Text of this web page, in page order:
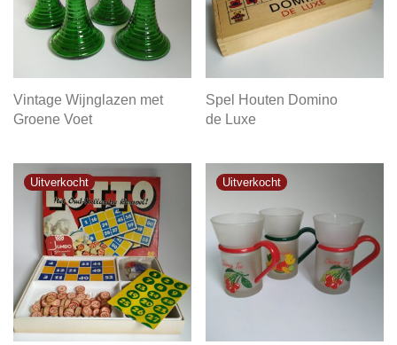
Vintage Wijnglazen met
Groene Voet
Spel Houten Domino
de Luxe